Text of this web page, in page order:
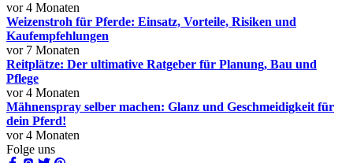
vor 4 Monaten
Weizenstroh für Pferde: Einsatz, Vorteile, Risiken und
Kaufempfehlungen
vor 7 Monaten
Reitplätze: Der ultimative Ratgeber für Planung, Bau und
Pflege
vor 4 Monaten
Mähnenspray selber machen: Glanz und Geschmeidigkeit für
dein Pferd!
vor 4 Monaten
Folge uns